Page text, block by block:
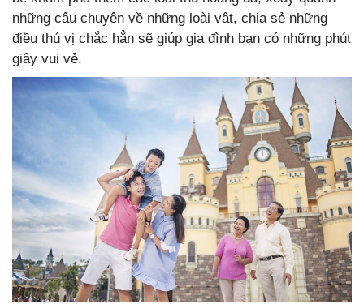
những câu chuyện về những loài vật, chia sẻ những
điều thú vị chắc hẳn sẽ giúp gia đình bạn có những phút
giây vui vẻ.